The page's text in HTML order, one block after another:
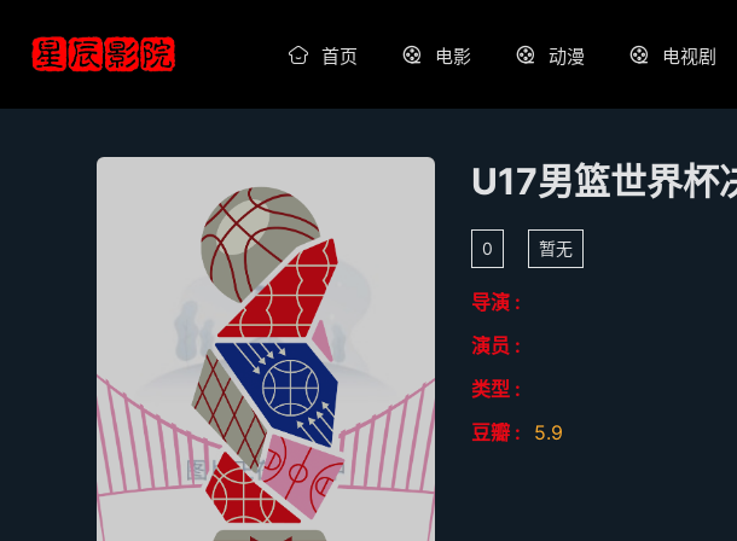
首页 电影 动漫 电视剧
0 暂无
导演 :
演员 :
类型 :
豆瓣 :
5.9